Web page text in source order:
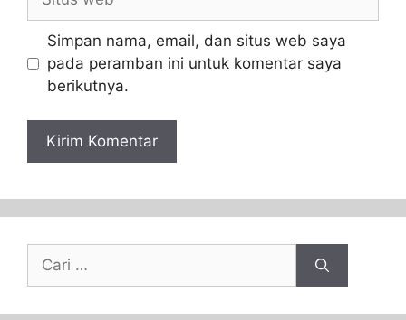
Simpan nama, email, dan situs web saya
pada peramban ini untuk komentar saya
berikutnya.